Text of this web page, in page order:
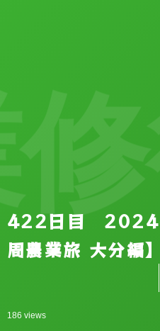
422日目
周農業旅 大分編】
186 views